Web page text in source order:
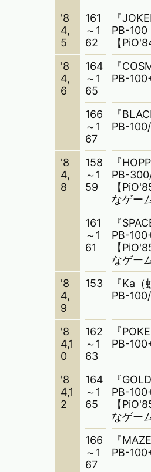
'8
4,
5
161
～1
62
『
PB-100
【
'8
4,
6
164
～1
65
『
PB-
166
～1
67
『
PB-
'8
4,
8
158
～1
59
『
PB-
【
なゲー
161
～1
61
『
PB-
【
なゲー
'8
4,
9
153
『Ka
PB-
'8
4,1
0
162
～1
63
『
PB-
'8
4,1
2
164
～1
65
『
PB-
【
なゲー
166
～1
67
『
PB-